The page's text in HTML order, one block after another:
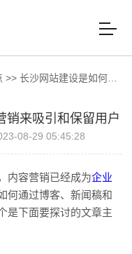
>> 长沙网站建设是如何通过内容营销来吸引和保留用户
销来吸引和保留用户
08-29 05:45:28
内容营销已经成为企业
何通过博客、新闻稿和
是下面要探讨的文章主